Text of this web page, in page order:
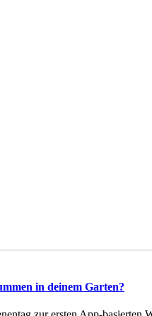
in deinem Garten?